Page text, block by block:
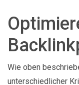
Wie oben
unterschiedlicher